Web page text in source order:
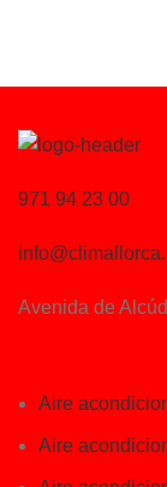
971 94 23 00
Avenida de
Aire
Aire